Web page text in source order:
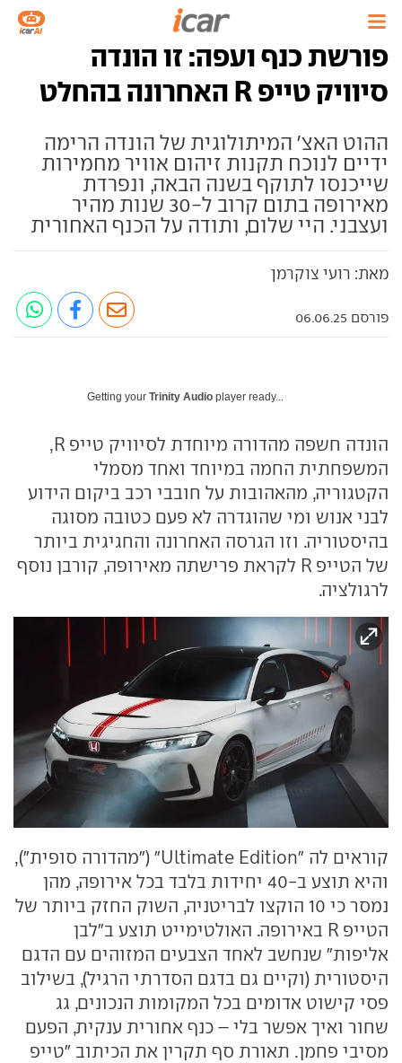
פורשת כנף ועפה: זו הונדה
סיוויק טייפ R האחרונה בהחלט
ההוט האצ' המיתולוגית של הונדה הרימה
ידיים לנוכח תקנות זיהום אוויר מחמירות
שייכנסו לתוקף בשנה הבאה, ונפרדת
מאירופה בתום קרוב ל-30 שנות מהיר
ועצבני. היי שלום, ותודה על הכנף האחורית
מאת: רועי צוקרמן
פורסם 06.06.25
Getting your Trinity Audio player ready...
הונדה חשפה מהדורה מיוחדת לסיוויק טייפ R,
המשפחתית החמה במיוחד ואחד מסמלי
הקטגוריה, מהאהובות על חובבי רכב ביקום הידוע
לבני אנוש ומי שהוגדרה לא פעם כטובה מסוגה
בהיסטוריה. וזו הגרסה האחרונה והחגיגית ביותר
של הטייפ R לקראת פרישתה מאירופה, קורבן נוסף
לרגולציה.
קוראים לה "Ultimate Edition" ("מהדורה סופית"),
והיא תוצע ב-40 יחידות בלבד בכל אירופה, מהן
נמסר כי 10 הוקצו לבריטניה, השוק החזק ביותר של
הטייפ R באירופה. האולטימייט תוצע ב"לבן
אליפות" שנחשב לאחד הצבעים המזוהים עם הדגם
היסטורית (וקיים גם בדגם הסדרתי הרגיל), בשילוב
פסי קישוט אדומים בכל המקומות הנכונים, גג
שחור ואיך אפשר בלי – כנף אחורית ענקית, הפעם
מסיבי פחמן. תאורת סף תקרין את הכיתוב "טייפ